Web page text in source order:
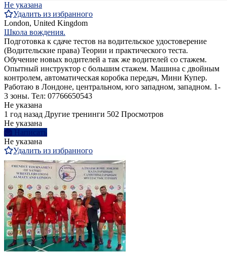
Не указана
Удалить из избранного
London, United Kingdom
Школа вождения.
Подготовка к сдаче тестов на водительское удостоверение
(Водительские права) Теории и практического теста.
Обучение новых водителей а так же водителей со стажем.
Опытный инструктор с большим стажем. Машина с двойным
контролем, автоматическая коробка передач, Мини Купер.
Работаю в Лондоне, центральном, юго западном, западном. 1-
3 зоны. Тел: 07766650543
Не указана
1 год назад Другие тренинги 502 Просмотров
Не указана
Написать
Не указана
Удалить из избранного